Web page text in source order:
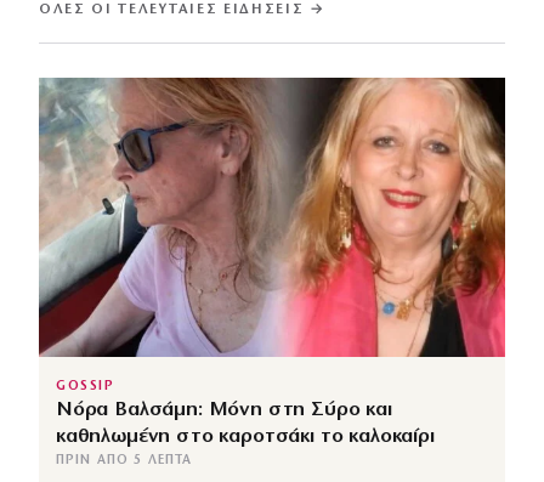
ΌΛΕΣ ΟΙ ΤΕΛΕΥΤΑΊΕΣ ΕΙΔΉΣΕΙΣ →
GOSSIP
Νόρα Βαλσάμη: Μόνη στη Σύρο και
καθηλωμένη στο καροτσάκι το καλοκαίρι
ΠΡΙΝ ΑΠΌ 5 ΛΕΠΤΆ